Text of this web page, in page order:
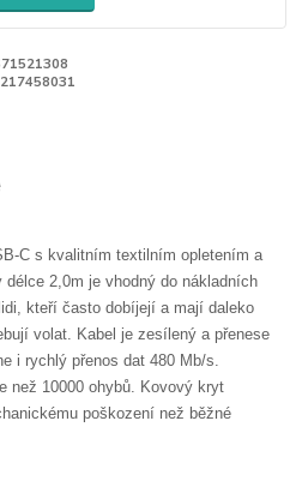
C s kvalitním textilním opletením a
2,0m je vhodný do nákladních
kteří často dobíjejí a mají daleko
volat. Kabel je zesílený a přenese
i rychlý přenos dat 480 Mb/s.
než 10000 ohybů. Kovový kryt
poškození než běžné